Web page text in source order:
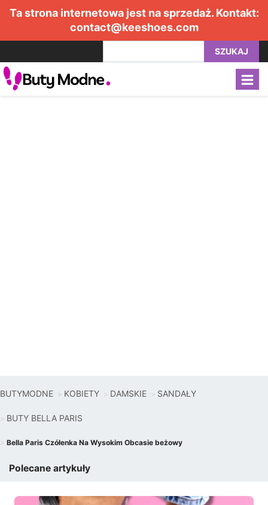
Ta strona internetowa jest na sprzedaż. Kontakt:
contact@keeshoes.com
SZUKAJ
BUTYMODNE KOBIETY DAMSKIE SANDAŁY
BUTY BELLA PARIS
Bella Paris Czółenka Na Wysokim Obcasie beżowy
Polecane artykuły